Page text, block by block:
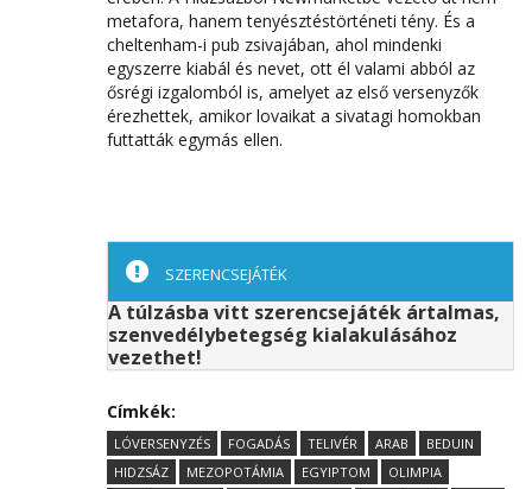
metafora, hanem tenyésztéstörténeti tény. És a
cheltenham-i pub zsivajában, ahol mindenki
egyszerre kiabál és nevet, ott él valami abból az
ősrégi izgalomból is, amelyet az első versenyzők
érezhettek, amikor lovaikat a sivatagi homokban
futtatták egymás ellen.
SZERENCSEJÁTÉK
A túlzásba vitt szerencsejáték ártalmas,
szenvedélybetegség kialakulásához
vezethet!
Címkék:
LÓVERSENYZÉS FOGADÁS TELIVÉR ARAB
BEDUIN
HIDZSÁZ
MEZOPOTÁMIA EGYIPTOM
OLIMPIA